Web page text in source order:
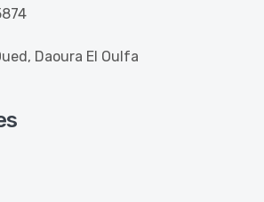
Daoura El Oulfa